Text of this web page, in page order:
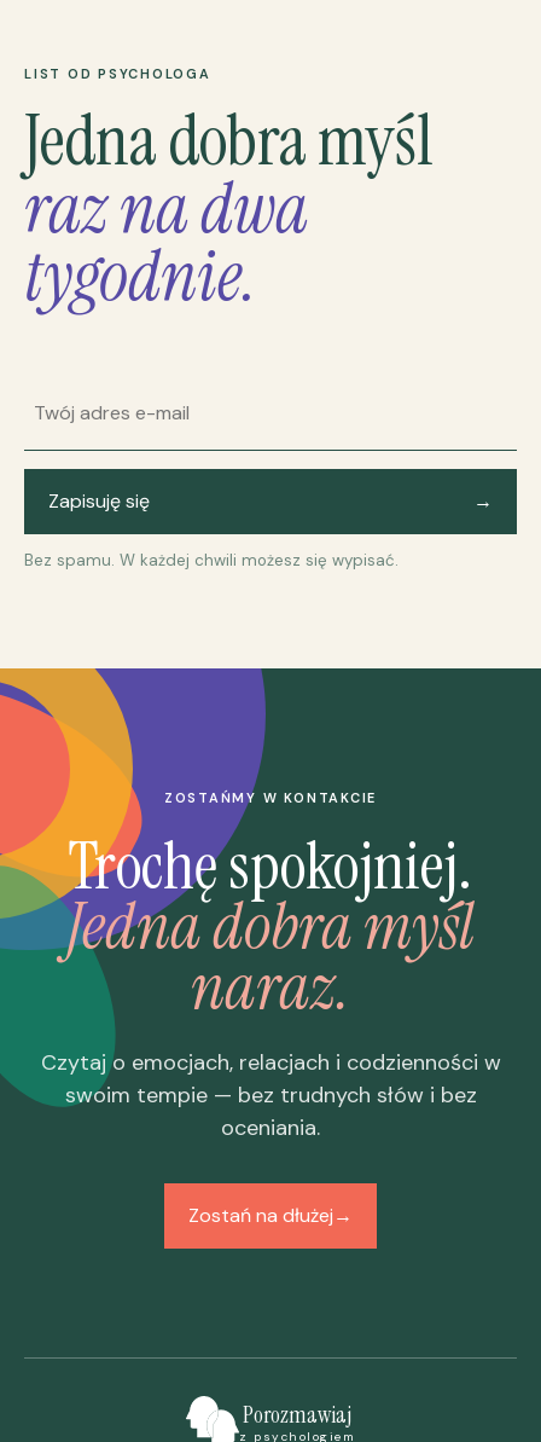
LIST OD PSYCHOLOGA
Jedna dobra myśl
raz na dwa
tygodnie.
Zapisuję się →
Bez spamu. W każdej chwili możesz się wypisać.
ZOSTAŃMY W KONTAKCIE
Trochę spokojniej.
Jedna dobra myśl
naraz.
Czytaj o emocjach, relacjach i codzienności w
swoim tempie — bez trudnych słów i bez
oceniania.
Zostań na dłużej→
Porozmawiaj
z psychologiem